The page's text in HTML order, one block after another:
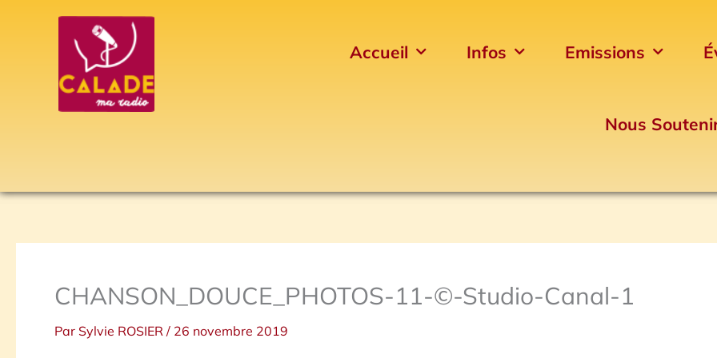
Accueil Infos Emissions
Nous
CHANSON_DOUCE_PHOTOS-11-©-Studio-Canal-1
Par Sylvie ROSIER / 26 novembre 2019